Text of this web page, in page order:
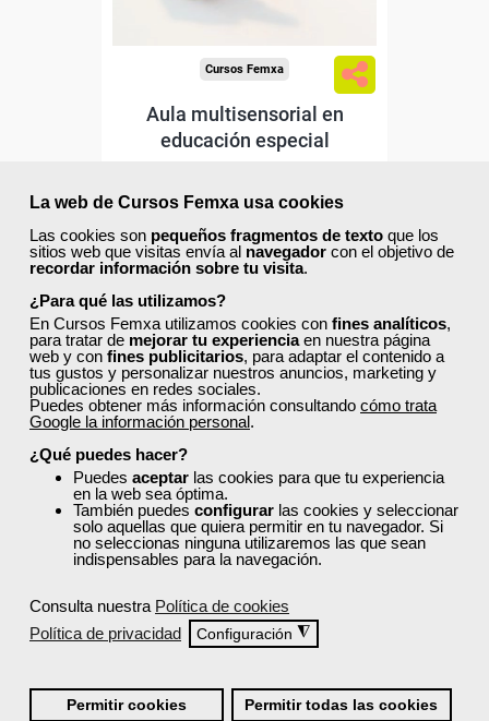
La web de Cursos Femxa usa cookies
Las cookies son pequeños fragmentos de texto que los
sitios web que visitas envía al navegador con el objetivo de
recordar información sobre tu visita.
¿Para qué las utilizamos?
En Cursos Femxa utilizamos cookies con fines analíticos,
para tratar de mejorar tu experienciaen nuestra página
web y con fines publicitarios, para adaptar el contenido a
tus gustos y personalizar nuestros anuncios, marketing y
publicaciones en redes sociales.
Puedes obtener más información consultando cómo trata
Google la información personal.
¿Qué puedes hacer?
Puedes aceptar las cookies para que tu experiencia
en la web sea óptima.
También puedes configurar las cookies y seleccionar
solo aquellas que quiera permitir en tu navegador. Si
no seleccionas ninguna utilizaremos las que sean
indispensables para la navegación.
Consulta nuestra Política de cookies
Política de privacidad
Configuración ◮
Permitir cookies Permitir todas las cookies
Cursos Femxa
Aula multisensorial en
educación especial
Curso Gratuito
25 horas
Online (toda España)
Ver curso
0 0
ONLINE
Formación 100%
subvencionada.
Para desempleados,
trabajadores y autónomos.
Sector
-Educación.
Cursos Femxa